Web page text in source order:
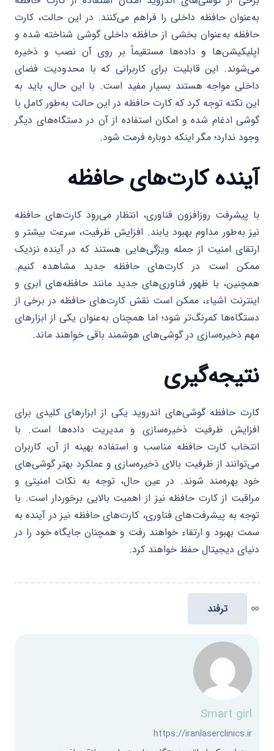
به‌عنوان حافظه داخلی را فراهم می‌کنند. در این حالت، کارت
حافظه به‌عنوان بخشی از حافظه داخلی گوشی شناخته شده و
اپلیکیشن‌ها و داده‌ها مستقیماً بر روی آن نصب و ذخیره
می‌شوند. این قابلیت برای کاربرانی که با محدودیت فضای
داخلی مواجه هستند بسیار مفید است. با این حال، باید به
این نکته توجه کرد که کارت حافظه در این حالت به‌طور کامل با
گوشی ادغام شده و امکان استفاده از آن در دستگاه‌های دیگر
وجود ندارد؛ مگر اینکه دوباره فرمت شود.
آینده کارت‌های حافظه
با پیشرفت روزافزون فناوری، انتظار می‌رود کارت‌های حافظه
نیز به‌طور مداوم بهبود یابند. افزایش ظرفیت، سرعت بیشتر و
ارتقای امنیت از جمله ویژگی‌هایی هستند که در آینده نزدیک
ممکن است در کارت‌های حافظه جدید مشاهده کنیم.
همچنین، با ظهور فناوری‌های جدید مانند حافظه‌های ابری و
اینترنت اشیاء، ممکن است نقش کارت‌های حافظه در برخی از
دستگاه‌ها کمرنگ‌تر شود؛ اما همچنان به‌عنوان یکی از ابزارهای
مهم ذخیره‌سازی در گوشی‌های هوشمند باقی خواهند ماند.
نتیجه‌گیری
کارت حافظه گوشی‌های اندروید یکی از ابزارهای کلیدی برای
افزایش ظرفیت ذخیره‌سازی و مدیریت داده‌ها است. با
انتخاب کارت حافظه مناسب و استفاده بهینه از آن، کاربران
می‌توانند از ظرفیت بالای ذخیره‌سازی و عملکرد بهتر گوشی‌های
خود بهره‌مند شوند. در عین حال، توجه به نکات امنیتی و
مراقبت از کارت حافظه نیز از اهمیت بالایی برخوردار است. با
توجه به پیشرفت‌های فناوری، کارت‌های حافظه نیز در آینده به
سمت بهبود و ارتقاء خواهند رفت و همچنان جایگاه خود را در
دنیای دیجیتال حفظ خواهند کرد.
link ترفند
Smart girl
https://iranlaserclinics.ir